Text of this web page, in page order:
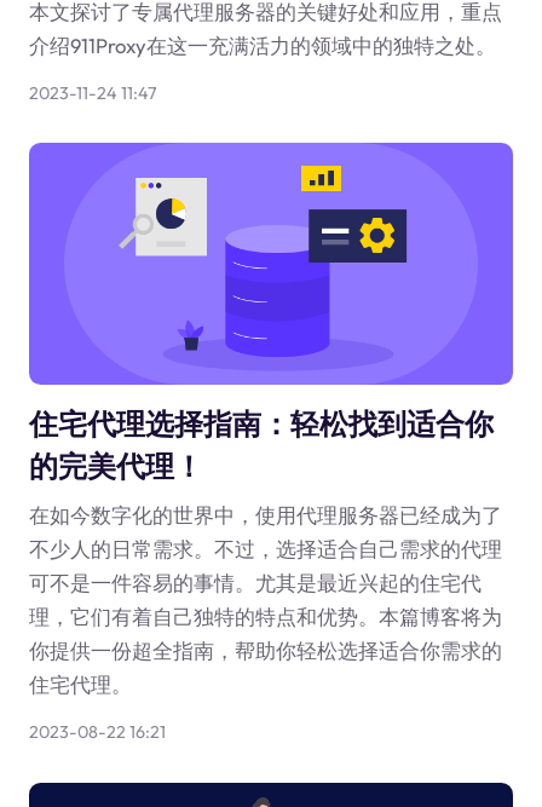
本文探讨了专属代理服务器的关键好处和应用，重点
介绍911Proxy在这一充满活力的领域中的独特之处。
2023-11-24 11:47
住宅代理选择指南：轻松找到适合你
的完美代理！
在如今数字化的世界中，使用代理服务器已经成为了
不少人的日常需求。不过，选择适合自己需求的代理
可不是一件容易的事情。尤其是最近兴起的住宅代
理，它们有着自己独特的特点和优势。本篇博客将为
你提供一份超全指南，帮助你轻松选择适合你需求的
住宅代理。
2023-08-22 16:21